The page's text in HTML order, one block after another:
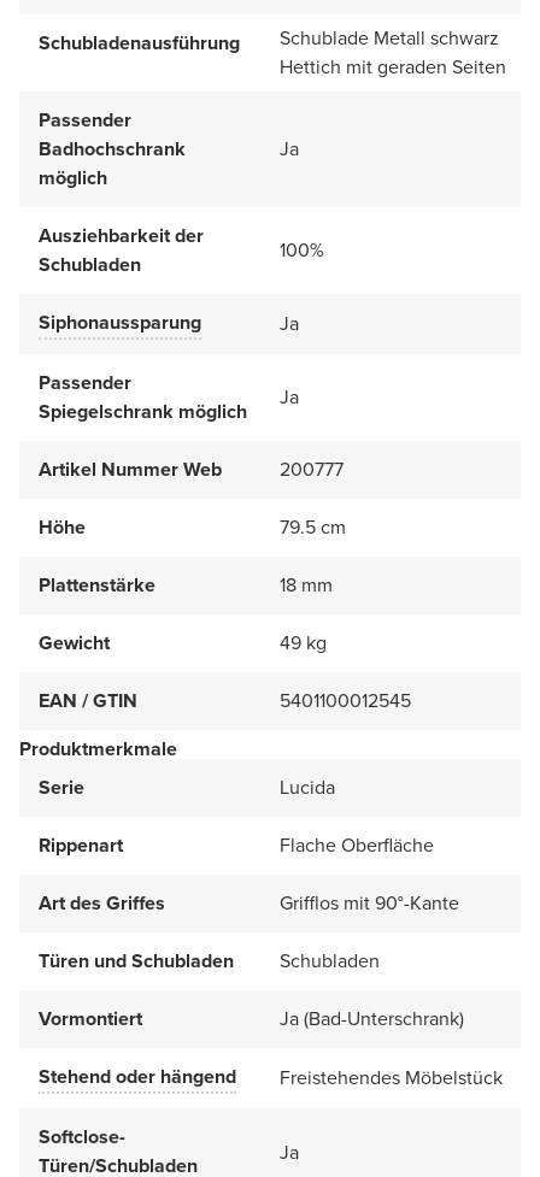
Schubladenausführung
Schublade Metall schwarz
Hettich mit geraden Seiten
Passender
Badhochschrank
möglich
Ja
Ausziehbarkeit der
Schubladen
100%
Siphonaussparung Ja
Passender
Spiegelschrank möglich
Ja
Artikel Nummer Web 200777
Höhe 79.5 cm
Plattenstärke 18 mm
Gewicht 49 kg
EAN / GTIN
5401100012545
Produktmerkmale
Serie
Lucida
Rippenart Flache Oberfläche
Art des Griffes Grifflos mit 90°-Kante
Türen und Schubladen Schubladen
Vormontiert Ja (Bad-Unterschrank)
Stehend oder hängend Freistehendes Möbelstück
Softclose-
Türen/Schubladen
Ja